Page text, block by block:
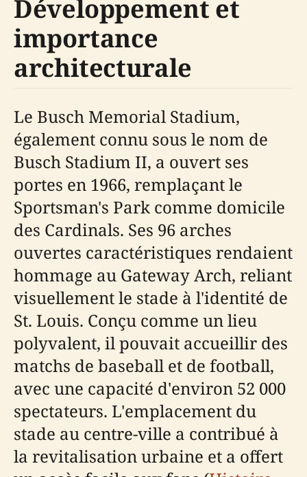
Développement et
importance
architecturale
Le Busch Memorial Stadium,
également connu sous le nom de
Busch Stadium II, a ouvert ses
portes en 1966, remplaçant le
Sportsman's Park comme domicile
des Cardinals. Ses 96 arches
ouvertes caractéristiques rendaient
hommage au Gateway Arch, reliant
visuellement le stade à l'identité de
St. Louis. Conçu comme un lieu
polyvalent, il pouvait accueillir des
matchs de baseball et de football,
avec une capacité d'environ 52 000
spectateurs. L'emplacement du
stade au centre-ville a contribué à
la revitalisation urbaine et a offert